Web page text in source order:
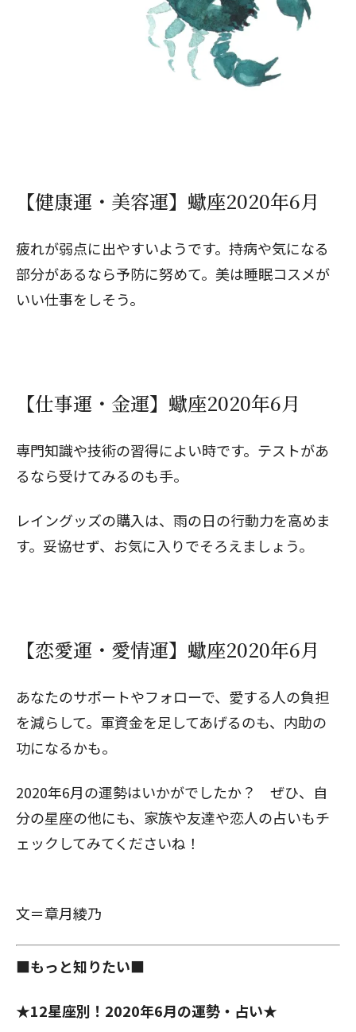
【健康運・美容運】蠍座2020年6月
疲れが弱点に出やすいようです。持病や気になる
部分があるなら予防に努めて。美は睡眠コスメが
いい仕事をしそう。
【仕事運・金運】蠍座2020年6月
専門知識や技術の習得によい時です。テストがあ
るなら受けてみるのも手。
レイングッズの購入は、雨の日の行動力を高めま
す。妥協せず、お気に入りでそろえましょう。
【恋愛運・愛情運】蠍座2020年6月
あなたのサポートやフォローで、愛する人の負担
を減らして。軍資金を足してあげるのも、内助の
功になるかも。
2020年6月の運勢はいかがでしたか？ ぜひ、自
分の星座の他にも、家族や友達や恋人の占いもチ
ェックしてみてくださいね！
文＝章月綾乃
■もっと知りたい■
★12星座別！2020年6月の運勢・占い★